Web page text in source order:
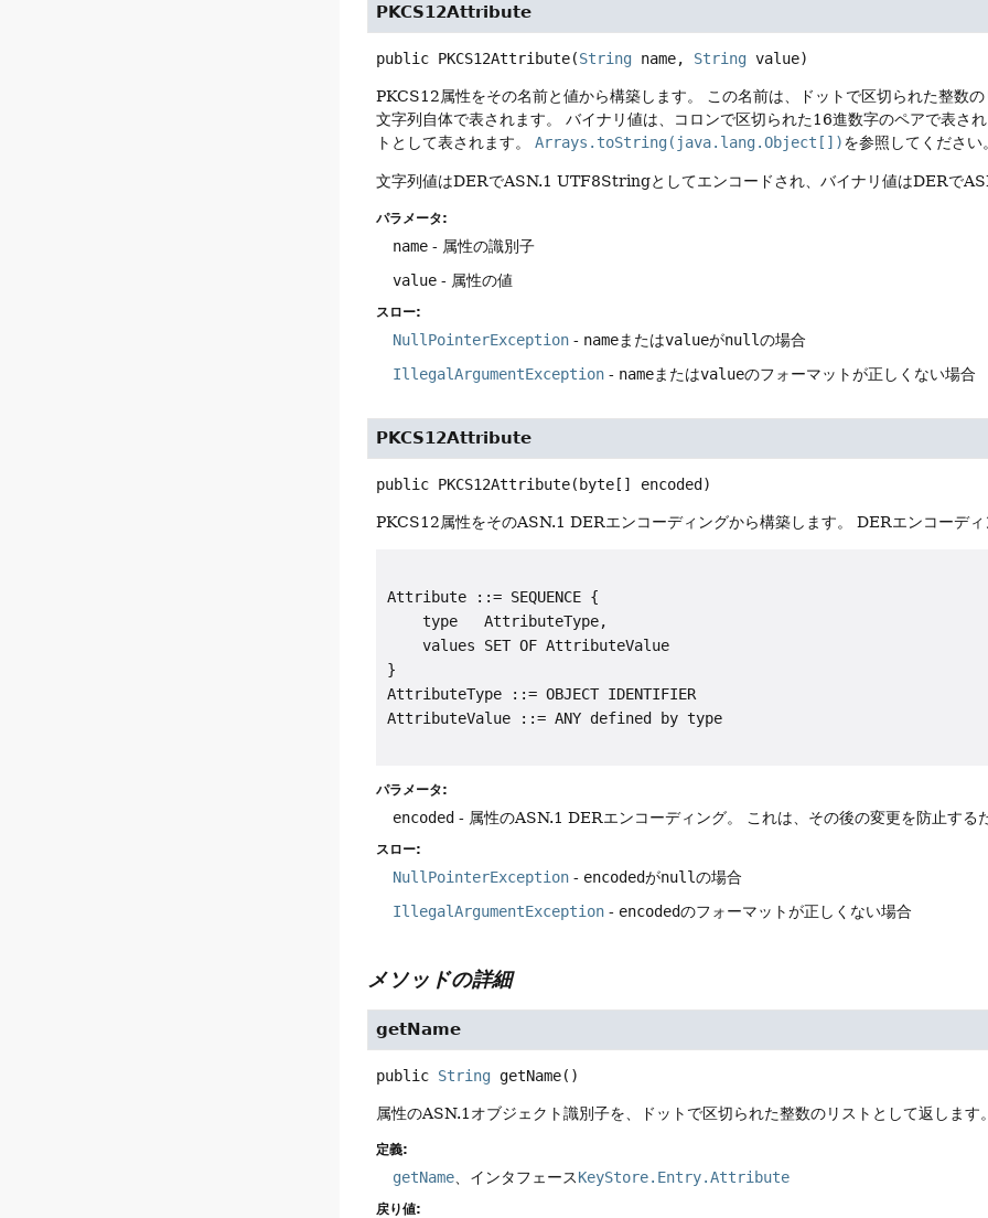
PKCS12Attribute
public PKCS12Attribute(String name, String value)
PKCS12属性をその名前と値から構築します。 この名前は、ドットで区切られた整数
文字列自体で表されます。
バイナリ値は、コロンで区切られた16進数字のペアで表され
トとして表されます。
Arrays.toString(java.lang.Object[])を参照してください
文字列値はDERでASN.1 UTF8Stringとしてエンコードされ、バイナリ値はDERで
パラメータ:
name - 属性の識別子
value - 属性の値
スロー:
NullPointerException - nameまたはvalueがnullの場合
IllegalArgumentException - nameまたはvalueのフォーマットが正しくない場合
PKCS12Attribute
public PKCS12Attribute(byte[] encoded)
PKCS12属性をそのASN.1 DERエンコーディングから構築します。 DERエンコーディ
Attribute ::= SEQUENCE {
    type   AttributeType,
    values SET OF AttributeValue
}
AttributeType ::= OBJECT IDENTIFIER
AttributeValue ::= ANY defined by type
パラメータ:
encoded - 属性のASN.1 DERエンコーディング。 これは、その後の変更を防止する
スロー:
NullPointerException - encodedがnullの場合
IllegalArgumentException - encodedのフォーマットが正しくない場合
メソッドの詳細
getName
public String getName()
属性のASN.1オブジェクト識別子を、ドットで区切られた整数のリストとして返します。
定義:
getName、インタフェースKeyStore.Entry.Attribute
戻り値: